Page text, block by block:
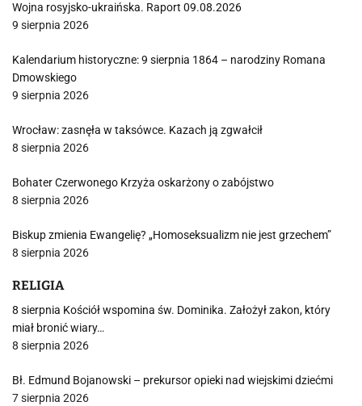
Wojna rosyjsko-ukraińska. Raport 09.08.2026
9 sierpnia 2026
Kalendarium historyczne: 9 sierpnia 1864 – narodziny Romana
Dmowskiego
9 sierpnia 2026
Wrocław: zasnęła w taksówce. Kazach ją zgwałcił
8 sierpnia 2026
Bohater Czerwonego Krzyża oskarżony o zabójstwo
8 sierpnia 2026
Biskup zmienia Ewangelię? „Homoseksualizm nie jest grzechem”
8 sierpnia 2026
RELIGIA
8 sierpnia Kościół wspomina św. Dominika. Założył zakon, który
miał bronić wiary…
8 sierpnia 2026
Bł. Edmund Bojanowski – prekursor opieki nad wiejskimi dziećmi
7 sierpnia 2026